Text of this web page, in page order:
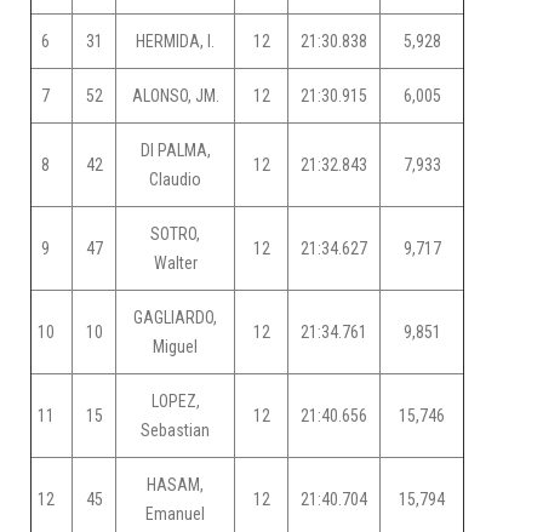
6 31 HERMIDA, I. 12 21:30.838 5,928
7 52 ALONSO, JM. 12 21:30.915 6,005
8 42
DI PALMA,
Claudio
12 21:32.843 7,933
9 47
SOTRO,
Walter
12 21:34.627 9,717
10 10
GAGLIARDO,
Miguel
12 21:34.761 9,851
11 15
LOPEZ,
Sebastian
12 21:40.656 15,746
12 45
HASAM,
Emanuel
12 21:40.704 15,794